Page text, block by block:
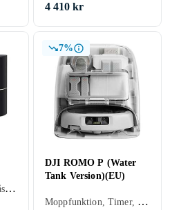
4 410 kr
Moppfunktion, Barnlås, Timer, Röststyrning, Schemaläggning, Fjärrkontroll, Trappsensor, Automatisk dockning, Virtuella väggar, Anpassad för husdjur, Appstyrning, Stöder kantrengöring, Automatisk mopptorkning, Dockningsstation, 180 min, 55 dB, Självtömmande
7%
DJI ROMO P (Water
Tank Version)(EU)
Moppfunktion, Timer, Schemaläggning, Trappsensor, Automatisk dockning, Virtuella väggar, Anpassad för husdjur, Appstyrning, Stöder kantrengöring, Automatisk mopptorkning, Dockningsstation, 180 min, 56.64 dB, Självtömmande